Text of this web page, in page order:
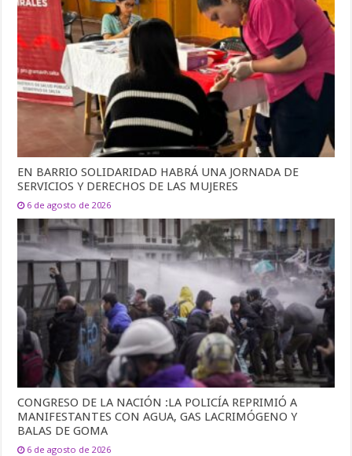
EN BARRIO SOLIDARIDAD HABRÁ UNA JORNADA DE
SERVICIOS Y DERECHOS DE LAS MUJERES
6 de agosto de 2026
CONGRESO DE LA NACIÓN :LA POLICÍA REPRIMIÓ A
MANIFESTANTES CON AGUA, GAS LACRIMÓGENO Y
BALAS DE GOMA
6 de agosto de 2026